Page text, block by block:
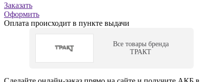
Заказать
Оформить
Оплата происходит в пункте выдачи
Все товары бренда
ТРАКТ